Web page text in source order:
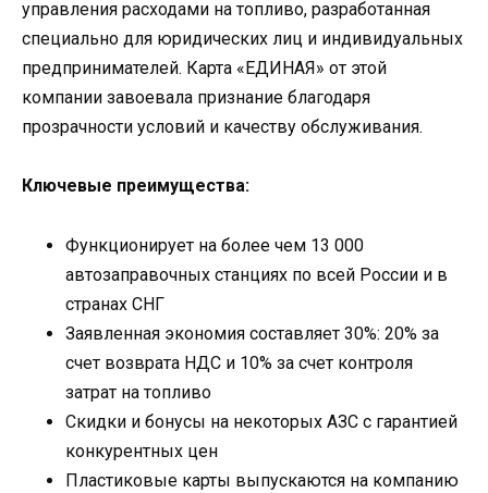
управления расходами на топливо, разработанная
специально для юридических лиц и индивидуальных
предпринимателей. Карта «ЕДИНАЯ» от этой
компании завоевала признание благодаря
прозрачности условий и качеству обслуживания.
Ключевые преимущества:
Функционирует на более чем 13 000
автозаправочных станциях по всей России и в
странах СНГ
Заявленная экономия составляет 30%: 20% за
счет возврата НДС и 10% за счет контроля
затрат на топливо
Скидки и бонусы на некоторых АЗС с гарантией
конкурентных цен
Пластиковые карты выпускаются на компанию